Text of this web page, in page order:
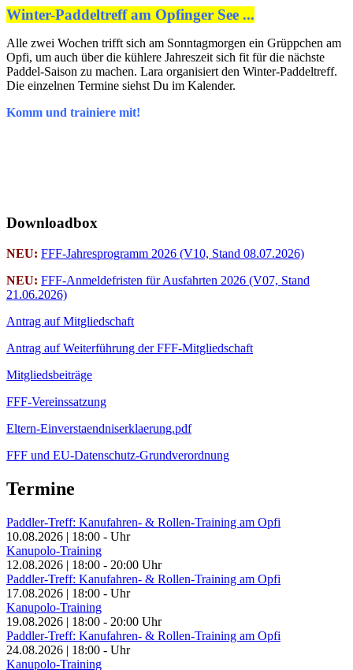
Winter-Paddeltreff am Opfinger See ...
Alle zwei Wochen trifft sich am Sonntagmorgen ein Grüppchen am
Opfi, um auch über die kühlere Jahreszeit sich fit für die nächste
Paddel-Saison zu machen. Lara organisiert den Winter-Paddeltreff.
Die einzelnen Termine siehst Du im Kalender.
Komm und trainiere mit!
Downloadbox
NEU: FFF-Jahresprogramm 2026 (V10, Stand 08.07.2026)
NEU: FFF-Anmeldefristen für Ausfahrten 2026 (V07, Stand
21.06.2026)
Antrag auf Mitgliedschaft
Antrag auf Weiterführung der FFF-Mitgliedschaft
Mitgliedsbeiträge
FFF-Vereinssatzung
Eltern-Einverstaendniserklaerung.pdf
FFF und EU-Datenschutz-Grundverordnung
Termine
Paddler-Treff: Kanufahren- & Rollen-Training am Opfi
10.08.2026 | 18:00 - Uhr
Kanupolo-Training
12.08.2026 | 18:00 - 20:00 Uhr
Paddler-Treff: Kanufahren- & Rollen-Training am Opfi
17.08.2026 | 18:00 - Uhr
Kanupolo-Training
19.08.2026 | 18:00 - 20:00 Uhr
Paddler-Treff: Kanufahren- & Rollen-Training am Opfi
24.08.2026 | 18:00 - Uhr
Kanupolo-Training